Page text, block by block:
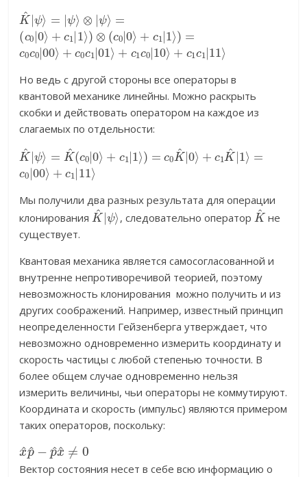
K^ |ψ | ψ | ψ⟩
(c 0|0 ⟩+ c1| 1⟩ )⊗(c0 0 1| 1⟩
c0c0| 00⟩+c0c1|01⟩+ 1 c0|10 ⟩+ 1 1|
Но ведь с другой стороны все операторы в
квантовой механике линейны. Можно раскрыть
скобки и действовать оператором на каждое из
слагаемых по отдельности:
K^ |ψ K^( 0 |0 1 1 0K^ | 1K |
c0|00⟩+c1|11⟩
Мы получили два разных результата для операции
клонирования K^|
ψ⟩ , следовательно оператор K^не
существует.
Квантовая механика является самосогласованной и
внутренне непротиворечивой теорией, поэтому
невозможность клонирования можно получить и из
других соображений. Например, известный принцип
неопределенности Гейзенберга утверждает, что
невозможно одновременно измерить координату и
скорость частицы с любой степенью точности. В
более общем случае одновременно нельзя
измерить величины, чьи операторы не коммутируют.
Координата и скорость (импульс) являются примером
таких операторов, поскольку:
x
Вектор состояния несет в себе всю информацию о